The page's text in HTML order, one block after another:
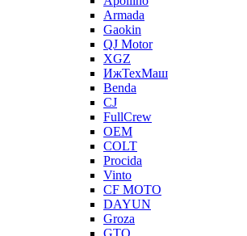
Armada
Gaokin
QJ Motor
XGZ
ИжТехМаш
Benda
CJ
FullCrew
OEM
COLT
Procida
Vinto
CF MOTO
DAYUN
Groza
GTO